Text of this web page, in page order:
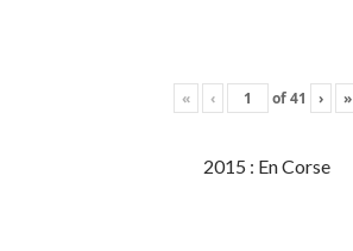
« ‹ of41 › »
2015 : En Corse